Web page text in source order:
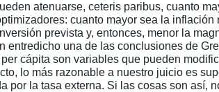
atenuarse, ceteris paribus, cuanto
cuanto mayor sea la
prevista y, entonces, menor la
una de las conclusiones de
cápita son variables que pueden
lo más razonable a nuestro juicio es
por la tasa externa. Si las cosas son así,